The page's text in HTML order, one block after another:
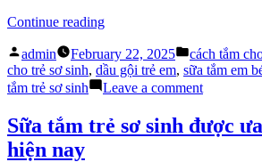
Continue reading“Cách
cho
trẻ
sơ
đầy
đủ
Posted
by
admin February 22, 2025
Posted
in
cách tắm
cho trẻ sơ sinh, dầu gội trẻ em, sữa tắm em
tắm trẻ sơ sinh
Leave a commenton
tắm
cho
Sữa tắm trẻ sơ sinh được
hiện nay